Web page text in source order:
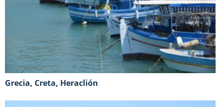
Grecia, Creta, Heraclión